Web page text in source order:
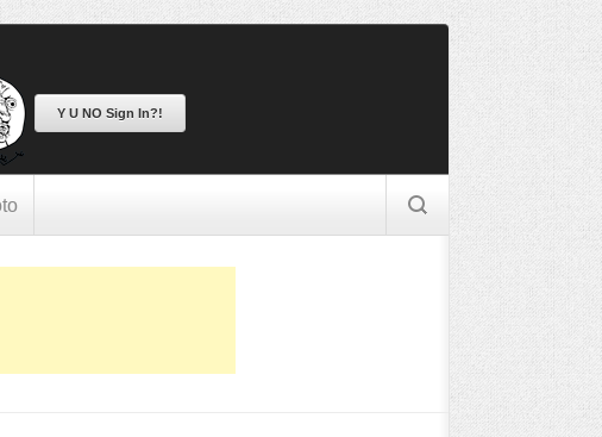
Y U NO Sign In?!